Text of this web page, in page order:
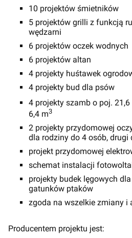
10 projektów śmietników
5 projektów grilli z funkcją
wędzarni
6 projektów oczek wodnych
6 projektów altan
4 projekty huśtawek
4 projekty bud dla psów
4 projekty szamb o poj. 21,6
6,4 m3
2 projekty przydomowej
dla rodziny do 4 osób,
projekt przydomowej
schemat instalacji
projekty budek lęgowych
gatunków ptaków
zgoda na wszelkie zmiany i
Producentem projektu jest: